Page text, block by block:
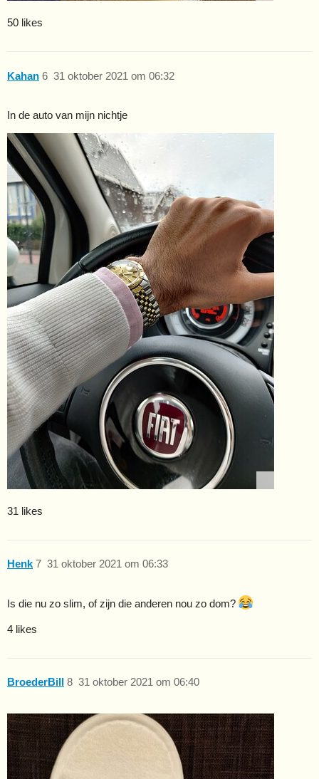
50 likes
Kahan 31 oktober 2021 om 06:32
6
In de auto van mijn nichtje
31 likes
Henk 31 oktober 2021 om 06:33
7
Is die nu zo slim, of zijn die anderen nou zo dom?
4 likes
BroederBill 31 oktober 2021 om 06:40
8